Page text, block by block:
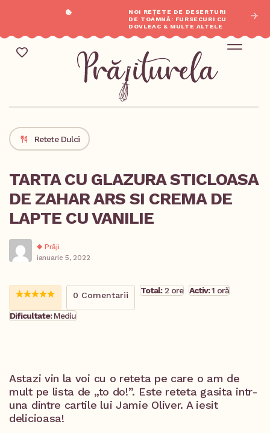
NOI REȚETE DE DESERTURI
DE TOAMNĂ: FURSECURI CU
DOVLEAC & MULTE ALTELE
Retete Dulci
TARTA CU GLAZURA STICLOASA
DE ZAHAR ARS SI CREMA DE
LAPTE CU VANILIE
Prăji
ianuarie 5, 2022
0 Comentarii Total:2 ore Activ:1 oră
Dificultate:Mediu
Astazi vin la voi cu o reteta pe care o am de
mult pe lista de „to do!”. Este reteta gasita intr-
una dintre cartile lui Jamie Oliver. A iesit
delicioasa!